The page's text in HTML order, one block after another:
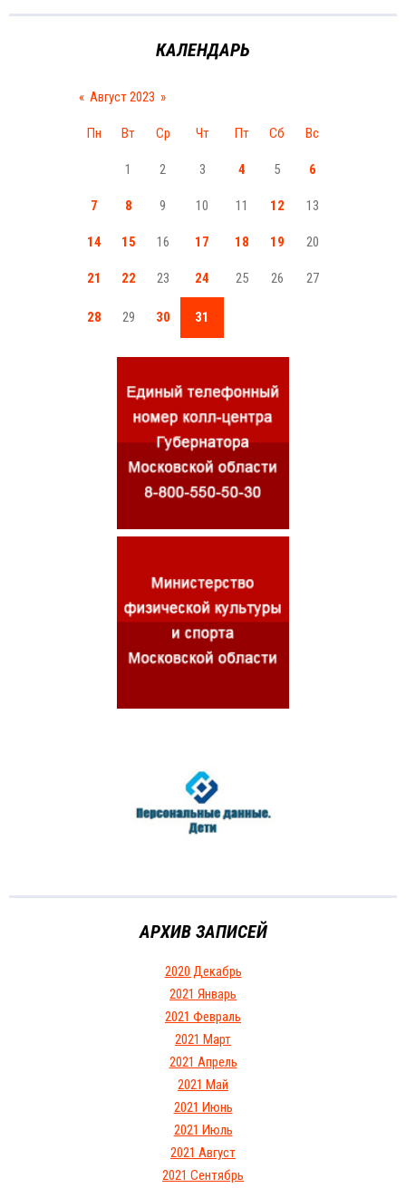
КАЛЕНДАРЬ
« Август 2023 »
Пн Вт Ср Чт Пт Сб Вс
1 2 3 4 5 6
7 8 9 10 11 12 13
14 15 16 17 18 19 20
21 22 23 24 25 26 27
28 29 30 31
АРХИВ ЗАПИСЕЙ
2020 Декабрь
2021 Январь
2021 Февраль
2021 Март
2021 Апрель
2021 Май
2021 Июнь
2021 Июль
2021 Август
2021 Сентябрь